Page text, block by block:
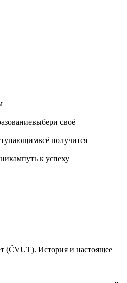
выбери своё
всё получится
путь к успеху
(ČVUT). История и настоящее